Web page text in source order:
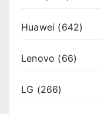
Huawei (642)
Lenovo (66)
LG (266)